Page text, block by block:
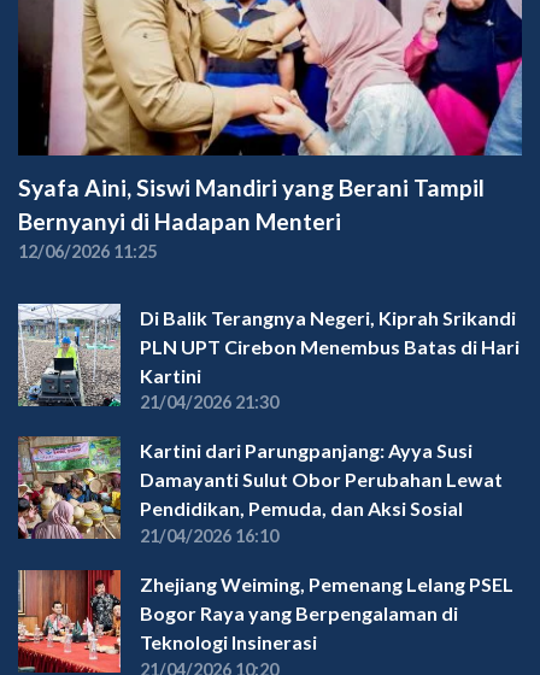
Syafa Aini, Siswi Mandiri yang Berani Tampil
Bernyanyi di Hadapan Menteri
12/06/2026 11:25
Di Balik Terangnya Negeri, Kiprah Srikandi
PLN UPT Cirebon Menembus Batas di Hari
Kartini
21/04/2026 21:30
Kartini dari Parungpanjang: Ayya Susi
Damayanti Sulut Obor Perubahan Lewat
Pendidikan, Pemuda, dan Aksi Sosial
21/04/2026 16:10
Zhejiang Weiming, Pemenang Lelang PSEL
Bogor Raya yang Berpengalaman di
Teknologi Insinerasi
21/04/2026 10:20